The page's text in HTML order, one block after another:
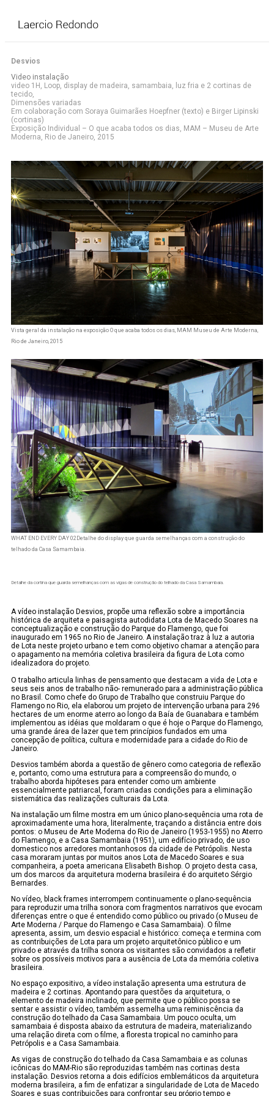
Desvios
Video instalação
video 1H, Loop, display de madeira, samambaia, luz fria e 2 cortinas de
tecido,
Dimensões variadas
Em colaboração com Soraya Guimarães Hoepfner (texto) e Birger Lipinski
(cortinas)
Exposição Individual – O que acaba todos os dias, MAM – Museu de Arte
Moderna, Rio de Janeiro, 2015
Vista geral da instalação na exposição O que acaba todos os dias, MAM Museu de Arte Moderna,
Rio de Janeiro, 2015
WHAT END EVERY DAY 02Detalhe do display que guarda semelhanças com a construção do
telhado da Casa Samambaia.
Detalhe da cortina que guarda semelhanças com as vigas de construção do telhado da Casa Samambaia.
A vídeo instalação Desvios, propõe uma reflexão sobre a importância
histórica de arquiteta e paisagista autodidata Lota de Macedo Soares na
conceptualização e construção do Parque do Flamengo, que foi
inaugurado em 1965 no Rio de Janeiro. A instalação traz à luz a autoria
de Lota neste projeto urbano e tem como objetivo chamar a atenção para
o apagamento na memória coletiva brasileira da figura de Lota como
idealizadora do projeto.
O trabalho articula linhas de pensamento que destacam a vida de Lota e
seus seis anos de trabalho não- remunerado para a administração pública
no Brasil. Como chefe do Grupo de Trabalho que construiu Parque do
Flamengo no Rio, ela elaborou um projeto de intervenção urbana para 296
hectares de um enorme aterro ao longo da Baía de Guanabara e também
implementou as idéias que moldaram o que é hoje o Parque do Flamengo,
uma grande área de lazer que tem princípios fundados em uma
concepção de política, cultura e modernidade para a cidade do Rio de
Janeiro.
Desvios também aborda a questão de gênero como categoria de reflexão
e, portanto, como uma estrutura para a compreensão do mundo, o
trabalho aborda hipóteses para entender como um ambiente
essencialmente patriarcal, foram criadas condições para a eliminação
sistemática das realizações culturais da Lota.
Na instalação um filme mostra em um único plano-sequência uma rota de
aproximadamente uma hora, literalmente, traçando a distância entre dois
pontos: o Museu de Arte Moderna do Rio de Janeiro (1953-1955) no Aterro
do Flamengo, e a Casa Samambaia (1951), um edifício privado, de uso
domestico nos arredores montanhosos da cidade de Petrópolis. Nesta
casa moraram juntas por muitos anos Lota de Macedo Soares e sua
companheira, a poeta americana Elisabeth Bishop. O projeto desta casa,
um dos marcos da arquitetura moderna brasileira é do arquiteto Sérgio
Bernardes.
No vídeo, black frames interrompem continuamente o plano-sequência
para reproduzir uma trilha sonora com fragmentos narrativos que evocam
diferenças entre o que é entendido como público ou privado (o Museu de
Arte Moderna / Parque do Flamengo e Casa Samambaia). O filme
apresenta, assim, um desvio espacial e histórico: começa e termina com
as contribuições de Lota para um projeto arquitetônico público e um
privado e através da trilha sonora os visitantes são convidados a refletir
sobre os possíveis motivos para a ausência de Lota da memória coletiva
brasileira.
No espaço expositivo, a vídeo instalação apresenta uma estrutura de
madeira e 2 cortinas. Apontando para questões da arquitetura, o
elemento de madeira inclinado, que permite que o público possa se
sentar e assistir o vídeo, também assemelha uma reminiscência da
construção do telhado da Casa Samambaia. Um pouco oculta, um
samambaia é disposta abaixo da estrutura de madeira, materializando
uma relação direta com o filme, a floresta tropical no caminho para
Petrópolis e a Casa Samambaia.
As vigas de construção do telhado da Casa Samambaia e as colunas
icônicas do MAM-Rio são reproduzidas também nas cortinas desta
instalação. Desvios retorna a dois edifícios emblemáticos da arquitetura
moderna brasileira, a fim de enfatizar a singularidade de Lota de Macedo
Soares e suas contribuições para confrontar seu próprio tempo e